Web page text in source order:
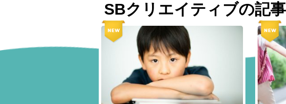
SBクリエイティブの記